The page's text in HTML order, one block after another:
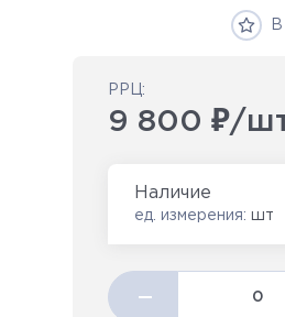
В
РРЦ:
9 800 ₽/
Наличие
ед. измерения: шт